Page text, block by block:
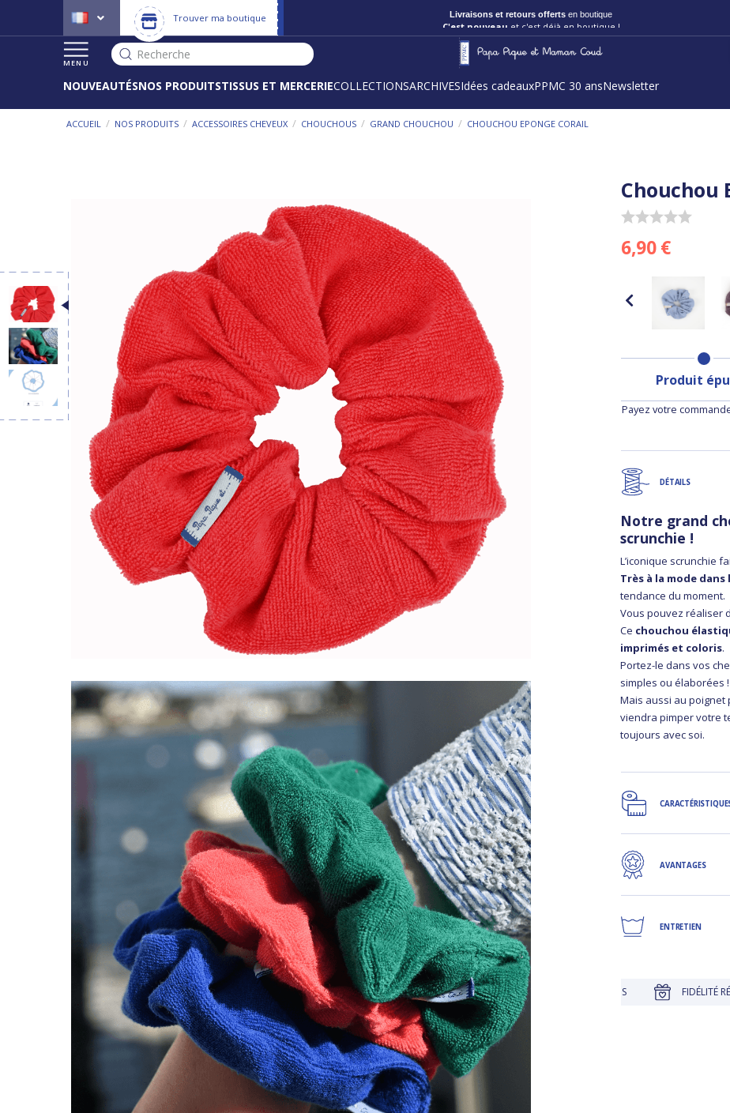
Trouver ma boutique
C'est nouveau et c'est déjà en boutique !
MENU
Recherche
NOUVEAUTÉSNOS PRODUITSTISSUS ET MERCERIECOLLECTIONSARCHIVESIdées cadeauxPPMC 30 ansNewsletter
ACCUEIL / NOS PRODUITS / ACCESSOIRES CHEVEUX / CHOUCHOUS / GRAND CHOUCHOU / CHOUCHOU EPONGE CORAIL
Chouchou
6,90 €
Produit
Payez votre
DÉTAILS
Notre grand
scrunchie !
L’iconique scrunchie
Très à la mode dans
tendance du moment.
Vous pouvez réaliser
Ce chouchou
imprimés et coloris.
Portez-le dans vos
simples ou élaborées !
Mais aussi au
viendra pimper votre
toujours avec soi.
AVANTAGES
ENTRETIEN
LIVRAISON OFFERTE EN BOUTIQUE JUSQU'À 30 JOURS POUR CHANGER D'AVIS FIDÉLITÉ RÉCOMPENSÉE